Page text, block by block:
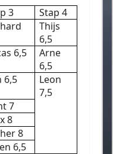
3
Stap 4
Thijs
6,5
6,5
Arne
6,5
6,5
Leon
7,5
7
8
8
6,5